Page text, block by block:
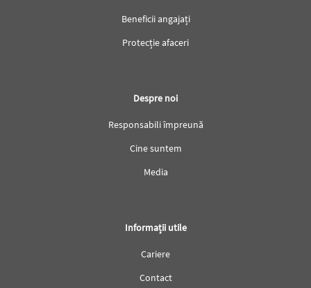
Beneficii angajați
Protecție afaceri
Despre noi
Responsabili împreună
Cine suntem
Media
Informații utile
Cariere
Contact